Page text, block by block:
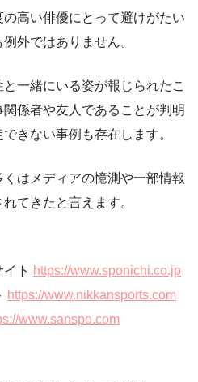
高い俳優にとって避けがたい
外ではありません。
一緒にいる姿が報じられたこ
係者や友人であることが判明
きない事例も存在します。
はメディアの憶測や一部情報
てきたと言えます。
ト https://www.sponichi.co.jp
https://www.nikkansports.com
www.sanspo.com